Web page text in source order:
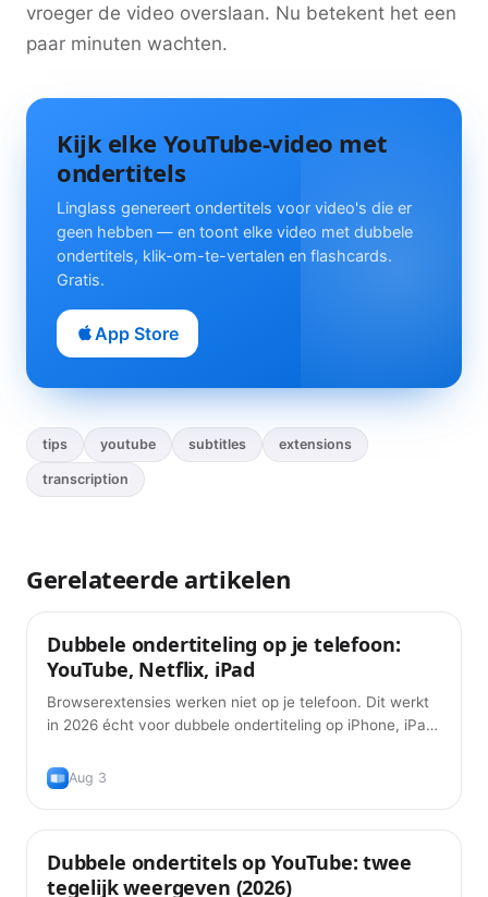
vroeger de video overslaan. Nu betekent het een
paar minuten wachten.
Kijk elke YouTube-video met
ondertitels
Linglass genereert ondertitels voor video's die er
geen hebben — en toont elke video met dubbele
ondertitels, klik-om-te-vertalen en flashcards.
Gratis.
App Store
tips youtube subtitles extensions
transcription
Gerelateerde artikelen
Tips
Dubbele ondertiteling op je telefoon:
YouTube, Netflix, iPad
Browserextensies werken niet op je telefoon. Dit werkt
in 2026 écht voor dubbele ondertiteling op iPhone, iPad
Aug 3
Tips
Dubbele ondertitels op YouTube: twee
tegelijk weergeven (2026)